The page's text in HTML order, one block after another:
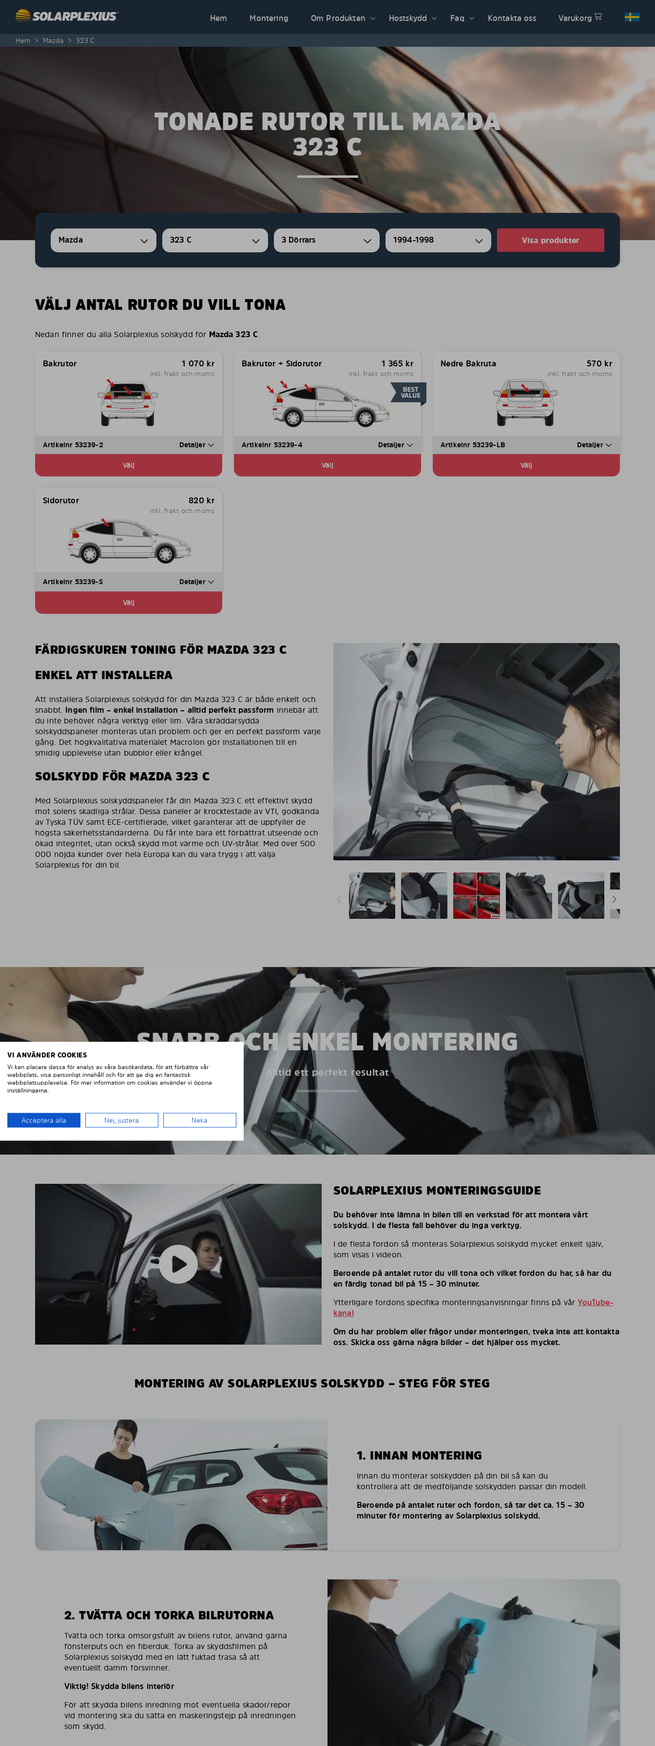
Hem
Montering Om Produkten Hostskydd Faq Kontakta oss Varukorg
Hem > Mazda > 323 C
TONADE RUTOR TILL MAZDA
323 C
Mazda 323 C 3 Dörrars 1994-1998 Visa produkter
VÄLJ ANTAL RUTOR DU VILL TONA
Nedan finner du alla Solarplexius solskydd för Mazda 323 C
Bakrutor 1 070 kr
inkl. frakt och moms
Artikelnr 53239-2 Detaljer
Välj
Bakrutor + Sidorutor 1 365 kr
inkl. frakt och moms
Artikelnr 53239-4 Detaljer
Välj
Nedre Bakruta 570 kr
inkl. frakt och moms
Artikelnr 53239-LB Detaljer
Välj
Sidorutor 820 kr
inkl. frakt och moms
Artikelnr 53239-S Detaljer
Välj
FÄRDIGSKUREN TONING FÖR MAZDA 323 C
ENKEL ATT INSTALLERA
Att installera Solarplexius solskydd för din Mazda 323 C är både enkelt och
snabbt. Ingen film – enkel installation – alltid perfekt passform innebär att
du inte behöver några verktyg eller lim. Våra skräddarsydda
solskyddspaneler monteras utan problem och ger en perfekt passform varje
gång. Det högkvalitativa materialet Macrolon gör installationen till en
smidig upplevelse utan bubblor eller krångel.
SOLSKYDD FÖR MAZDA 323 C
Med Solarplexius solskyddspaneler får din Mazda 323 C ett effektivt skydd
mot solens skadliga strålar. Dessa paneler är krocktestade av VTI, godkända
av Tyska TÜV samt ECE-certifierade, vilket garanterar att de uppfyller de
högsta säkerhetsstandarderna. Du får inte bara ett förbättrat utseende och
ökad integritet, utan också skydd mot värme och UV-strålar. Med över 500
000 nöjda kunder över hela Europa kan du vara trygg i att välja
Solarplexius för din bil.
SNABB OCH ENKEL MONTERING
Alltid ett perfekt resultat
SOLARPLEXIUS MONTERINGSGUIDE
Du behöver inte lämna in bilen till en verkstad för att montera vårt
solskydd. I de flesta fall behöver du inga verktyg.
I de flesta fordon så monteras Solarplexius solskydd mycket enkelt själv,
som visas i videon.
Beroende på antalet rutor du vill tona och vilket fordon du har, så har du
en färdig tonad bil på 15 – 30 minuter.
Ytterligare fordons specifika monteringsanvisningar finns på vårYouTube-
kanal
Om du har problem eller frågor under monteringen, tveka inte att kontakta
oss. Skicka oss gärna några bilder – det hjälper oss mycket.
MONTERING AV SOLARPLEXIUS SOLSKYDD – STEG FÖR STEG
1. INNAN MONTERING
Innan du monterar solskydden på din bil så kan du
kontrollera att de medföljande solskydden passar din modell.
Beroende på antalet ruter och fordon, så tar det ca. 15 – 30
minuter för montering av Solarplexius solskydd.
2. TVÄTTA OCH TORKA BILRUTORNA
Tvätta och torka omsorgsfullt av bilens rutor, använd gärna
fönsterputs och en fiberduk. Torka av skyddsfilmen på
Solarplexius solskydd med en lätt fuktad trasa så att
eventuellt damm försvinner.
Viktig! Skydda bilens interiör
För att skydda bilens inredning mot eventuella skador/repor
vid montering ska du sätta en maskeringstejp på inredningen
som skydd.
VI ANVÄNDER COOKIES
Vi kan placera dessa för analys av våra besökardata, för att förbättra vår
webbplats, visa personligt innehåll och för att ge dig en fantastisk
webbplatsupplevelse. För mer information om cookies använder vi öppna
inställningarna.
Acceptera alla Nej, justera Neka